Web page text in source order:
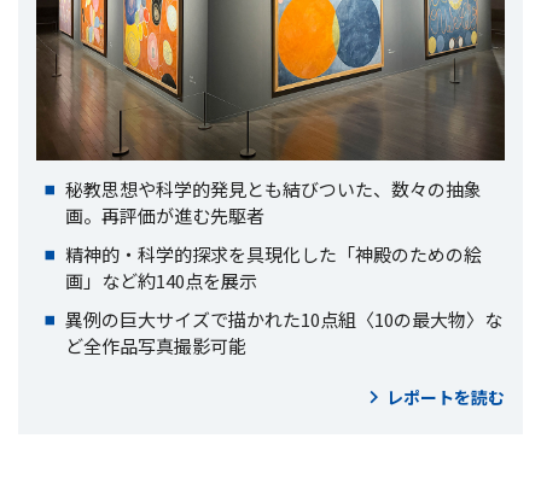
秘教思想や科学的発見とも結びついた、数々の抽象
画。再評価が進む先駆者
精神的・科学的探求を具現化した「神殿のための絵
画」など約140点を展示
異例の巨大サイズで描かれた10点組〈10の最大物〉な
ど全作品写真撮影可能
レポートを読む